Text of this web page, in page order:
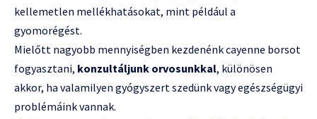
kellemetlen mellékhatásokat, mint például a
gyomorégést.
Mielőtt nagyobb mennyiségben kezdenénk cayenne borsot
fogyasztani, konzultáljunk orvosunkkal, különösen
akkor, ha valamilyen gyógyszert szedünk vagy egészségügyi
problémáink vannak.